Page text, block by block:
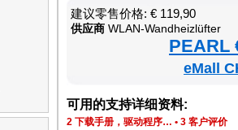
建议零售价格: € 119,90
供应商 WLAN-Wandheizlüfter
PEARL
eMall
可用的支持详细资料:
2 下载手册，驱动程序… • 3 客户评价